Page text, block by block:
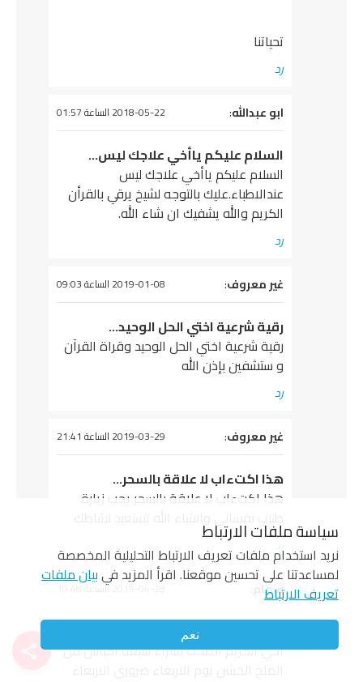
سياسة ملفات الارتباط
نريد استخدام ملفات تعريف الارتباط التحليلية المخصصة
لمساعدتنا على تحسين موقعنا. اقرأ المزيد فيبيان ملفات
تعريف الارتباط
نعم
تحياتنا
رد
يقول
ابو عبدالله: 2018-05-22 الساعة 01:57
السلام عليكم ياأخي علاجك ليس…
السلام عليكم ياأخي علاجك ليس
عندالاطباء.عليك بالتوجه لشيخ يرقي بالقرأن
الكريم والله يشفيك ان شاء الله.
رد
يقول
غير معروف: 2019-01-08 الساعة 09:03
رقية شرعية اختي الحل الوحيد…
رقية شرعية اختي الحل الوحيد وقراة القرآن
و ستشفين بإذن الله
رد
يقول
غير معروف: 2019-03-29 الساعة 21:41
هذا اكتءاب لا علاقة بالسحر…
هذا اكتءاب لا علاقة بالسحر يجب زيارة
رد
يقول
سهام 2019-04-28 الساعة 19:48
اخي الكريم انصحك بشراء سبعه…
اخي الكريم انصحك بشراء سبعه اكياس من